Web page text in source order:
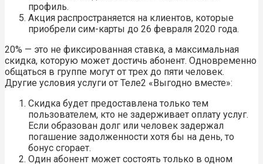
профиль.
Акция распространяется на клиентов, которые
приобрели сим-карты до 26 февраля 2020 года.
20% — это не фиксированная ставка, а максимальная
скидка, которую может достичь абонент. Одновременно
общаться в группе могут от трех до пяти человек.
Другие условия услуги от Теле2 «Выгодно вместе»:
Скидка будет предоставлена только тем
пользователем, кто не задерживает оплату услуг.
Если образован долг или человек задержал
погашение задолженности хотя бы на день, то
бонус сгорает.
Один абонент может состоять только в одном